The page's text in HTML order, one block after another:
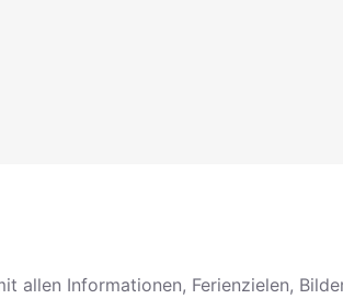
allen Informationen, Ferienzielen,